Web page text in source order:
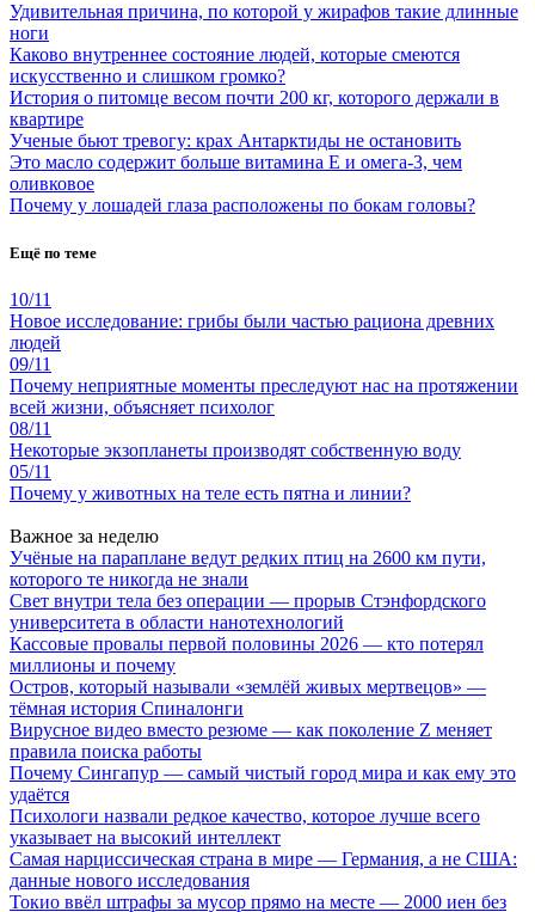
Удивительная причина, по которой у жирафов такие длинные
ноги
Каково внутреннее состояние людей, которые смеются
искусственно и слишком громко?
История о питомце весом почти 200 кг, которого держали в
квартире
Ученые бьют тревогу: крах Антарктиды не остановить
Это масло содержит больше витамина Е и омега-3, чем
оливковое
Почему у лошадей глаза расположены по бокам головы?
Ещё по теме
10/11
Новое исследование: грибы были частью рациона древних
людей
09/11
Почему неприятные моменты преследуют нас на протяжении
всей жизни, объясняет психолог
08/11
Некоторые экзопланеты производят собственную воду
05/11
Почему у животных на теле есть пятна и линии?
Важное за неделю
Учёные на параплане ведут редких птиц на 2600 км пути,
которого те никогда не знали
Свет внутри тела без операции — прорыв Стэнфордского
университета в области нанотехнологий
Кассовые провалы первой половины 2026 — кто потерял
миллионы и почему
Остров, который называли «землёй живых мертвецов» —
тёмная история Спиналонги
Вирусное видео вместо резюме — как поколение Z меняет
правила поиска работы
Почему Сингапур — самый чистый город мира и как ему это
удаётся
Психологи назвали редкое качество, которое лучше всего
указывает на высокий интеллект
Самая нарциссическая страна в мире — Германия, а не США:
данные нового исследования
Токио ввёл штрафы за мусор прямо на месте — 2000 иен без